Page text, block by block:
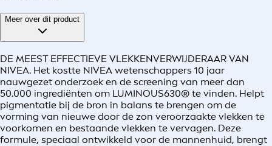
Meer over dit product
DE MEEST EFFECTIEVE VLEKKENVERWIJDERAAR VAN
NIVEA. Het kostte NIVEA wetenschappers 10 jaar
nauwgezet onderzoek en de screening van meer dan
50.000 ingrediënten om LUMINOUS630® te vinden. Helpt
pigmentatie bij de bron in balans te brengen om de
vorming van nieuwe door de zon veroorzaakte vlekken te
voorkomen en bestaande vlekken te vervagen. Deze
formule, speciaal ontwikkeld voor de mannenhuid, brengt